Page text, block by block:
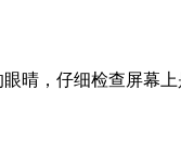
，仔细检查屏幕